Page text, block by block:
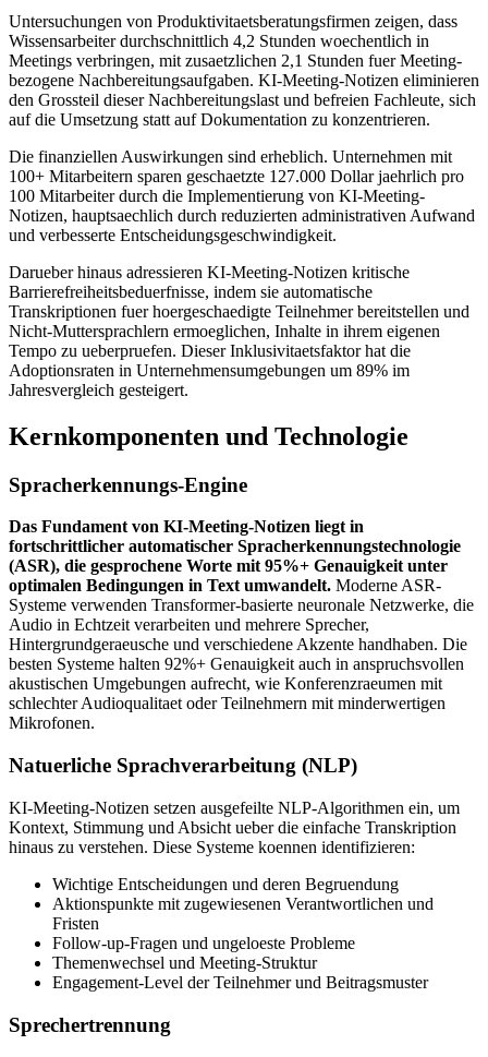
Untersuchungen von Produktivitaetsberatungsfirmen zeigen, dass
Wissensarbeiter durchschnittlich 4,2 Stunden woechentlich in
Meetings verbringen, mit zusaetzlichen 2,1 Stunden fuer Meeting-
bezogene Nachbereitungsaufgaben. KI-Meeting-Notizen eliminieren
den Grossteil dieser Nachbereitungslast und befreien Fachleute, sich
auf die Umsetzung statt auf Dokumentation zu konzentrieren.
Die finanziellen Auswirkungen sind erheblich. Unternehmen mit
100+ Mitarbeitern sparen geschaetzte 127.000 Dollar jaehrlich pro
100 Mitarbeiter durch die Implementierung von KI-Meeting-
Notizen, hauptsaechlich durch reduzierten administrativen Aufwand
und verbesserte Entscheidungsgeschwindigkeit.
Darueber hinaus adressieren KI-Meeting-Notizen kritische
Barrierefreiheitsbeduerfnisse, indem sie automatische
Transkriptionen fuer hoergeschaedigte Teilnehmer bereitstellen und
Nicht-Muttersprachlern ermoeglichen, Inhalte in ihrem eigenen
Tempo zu ueberpruefen. Dieser Inklusivitaetsfaktor hat die
Adoptionsraten in Unternehmensumgebungen um 89% im
Jahresvergleich gesteigert.
Kernkomponenten und Technologie
Spracherkennungs-Engine
Das Fundament von KI-Meeting-Notizen liegt in
fortschrittlicher automatischer Spracherkennungstechnologie
(ASR), die gesprochene Worte mit 95%+ Genauigkeit unter
optimalen Bedingungen in Text umwandelt. Moderne ASR-
Systeme verwenden Transformer-basierte neuronale Netzwerke, die
Audio in Echtzeit verarbeiten und mehrere Sprecher,
Hintergrundgeraeusche und verschiedene Akzente handhaben. Die
besten Systeme halten 92%+ Genauigkeit auch in anspruchsvollen
akustischen Umgebungen aufrecht, wie Konferenzraeumen mit
schlechter Audioqualitaet oder Teilnehmern mit minderwertigen
Mikrofonen.
Natuerliche Sprachverarbeitung (NLP)
KI-Meeting-Notizen setzen ausgefeilte NLP-Algorithmen ein, um
Kontext, Stimmung und Absicht ueber die einfache Transkription
hinaus zu verstehen. Diese Systeme koennen identifizieren:
Wichtige Entscheidungen und deren Begruendung
Aktionspunkte mit zugewiesenen Verantwortlichen und
Fristen
Follow-up-Fragen und ungeloeste Probleme
Themenwechsel und Meeting-Struktur
Engagement-Level der Teilnehmer und Beitragsmuster
Sprechertrennung